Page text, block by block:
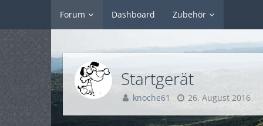
Forum Dashboard Zubehör
Startgerät
knoche61 26. August 2016